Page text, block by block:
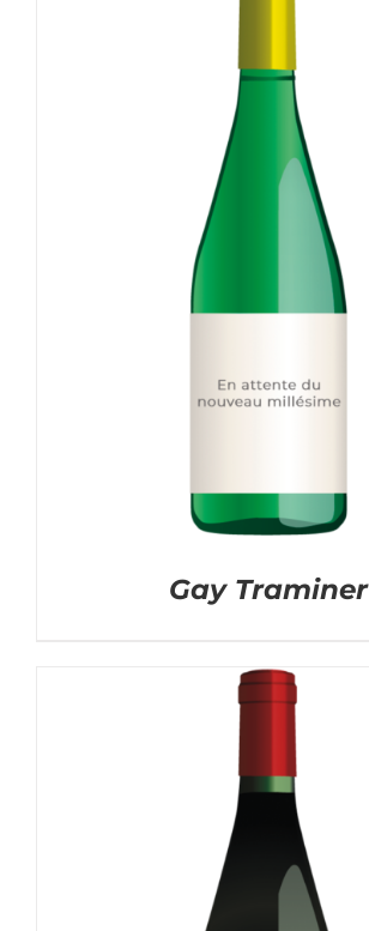
Gay Traminer